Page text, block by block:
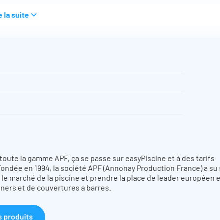
90-308.
hiver. Les barres reposant sur les margelles, la
piscine.
la suite
la gamme APF, ça se passe sur easyPiscine et à des tarifs
en 1994, la société APF (Annonay Production France) a su
marché de la piscine et prendre la place de leader européen
et de couvertures a barres.
produits